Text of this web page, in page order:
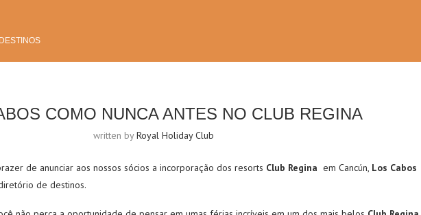
COMO NUNCA ANTES NO CLUB REGINA
written byRoyal Holiday Club
de anunciar aos nossos sócios a incorporação dos resorts Club Regina em Cancún, Los Cabos
de destinos.